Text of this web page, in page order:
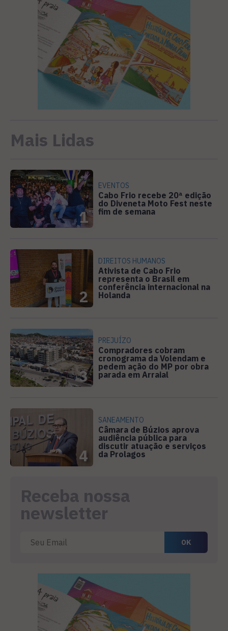
Mais Lidas
1
EVENTOS
Cabo Frio recebe 20ª edição
do Diveneta Moto Fest neste
fim de semana
2
DIREITOS HUMANOS
Ativista de Cabo Frio
representa o Brasil em
conferência internacional na
Holanda
3
PREJUÍZO
Compradores cobram
cronograma da Volendam e
pedem ação do MP por obra
parada em Arraial
4
SANEAMENTO
Câmara de Búzios aprova
audiência pública para
discutir atuação e serviços
da Prolagos
Receba nossa
newsletter